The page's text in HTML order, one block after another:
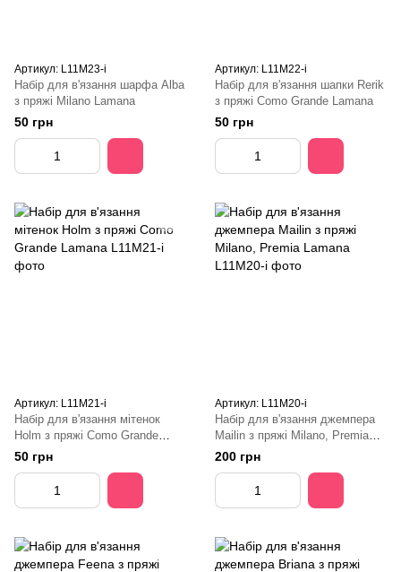
Артикул: L11M23-і
Набір для в'язання шарфа Alba
з пряжі Milano Lamana
50 грн
Артикул: L11M22-і
Набір для в'язання шапки Rerik
з пряжі Como Grande Lamana
50 грн
Артикул: L11M21-і
Набір для в'язання мітенок
Holm з пряжі Como Grande
Lamana
50 грн
Артикул: L11M20-i
Набір для в'язання джемпера
Mailin з пряжі Milano, Premia
Lamana
200 грн